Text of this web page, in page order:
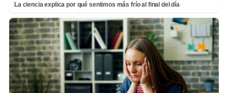
La ciencia explica por qué sentimos más frío al final del día